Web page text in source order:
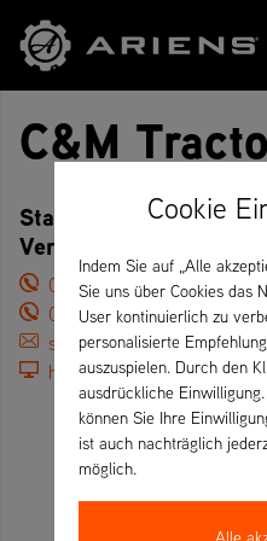
C&M
Station Approach, LE15
Vereinigtes Königreich
01572 722 355
01572 722 355
sales@candmtractors.co.uk
https://
Cookie
Indem Sie auf „Alle
Sie uns über Cookies das
User kontinuierlich zu
personalisierte
auszuspielen. Durch den
ausdrückliche
können Sie Ihre
ist auch nachträglich
möglich.